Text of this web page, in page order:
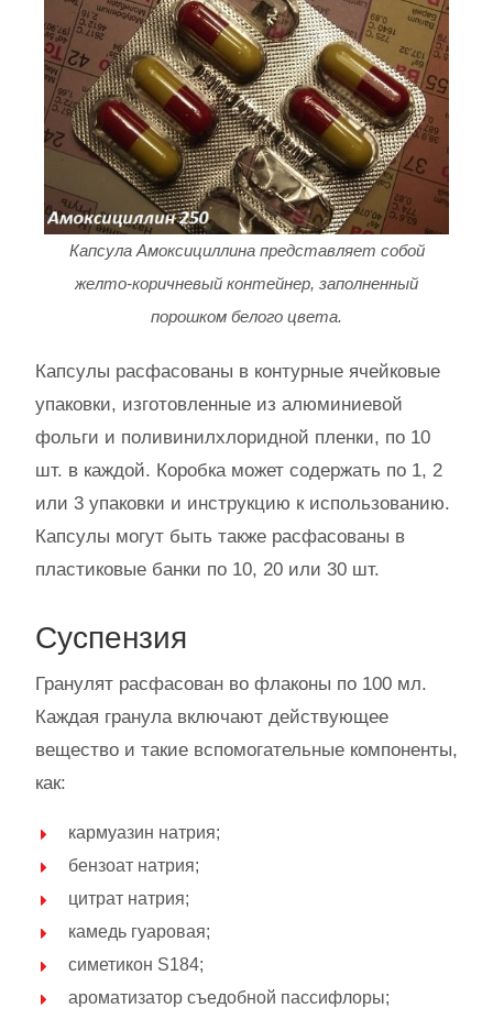
Капсула Амоксициллина представляет собой
желто-коричневый контейнер, заполненный
порошком белого цвета.
Капсулы расфасованы в контурные ячейковые
упаковки, изготовленные из алюминиевой
фольги и поливинилхлоридной пленки, по 10
шт. в каждой. Коробка может содержать по 1, 2
или 3 упаковки и инструкцию к использованию.
Капсулы могут быть также расфасованы в
пластиковые банки по 10, 20 или 30 шт.
Суспензия
Гранулят расфасован во флаконы по 100 мл.
Каждая гранула включают действующее
вещество и такие вспомогательные компоненты,
как:
кармуазин натрия;
бензоат натрия;
цитрат натрия;
камедь гуаровая;
симетикон S184;
ароматизатор съедобной пассифлоры;